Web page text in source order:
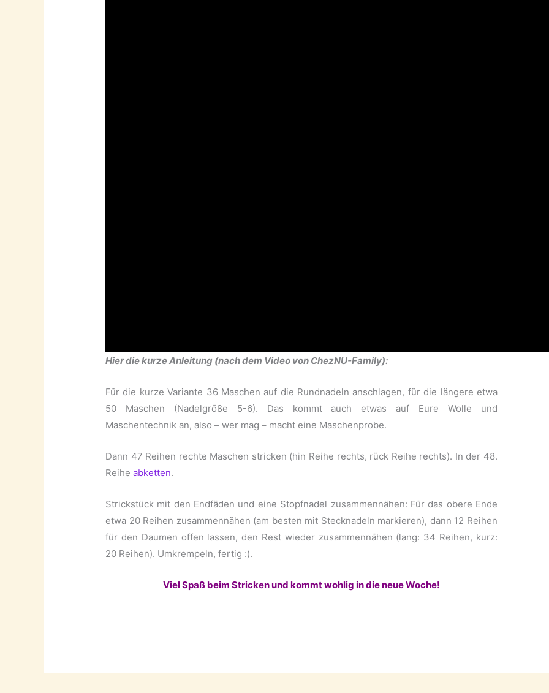
Hier die kurze Anleitung (nach dem Video von ChezNU-Family):
Für die kurze Variante 36 Maschen auf die Rundnadeln anschlagen, für die längere etwa
50 Maschen (Nadelgröße 5-6). Das kommt auch etwas auf Eure Wolle und
Maschentechnik an, also – wer mag – macht eine Maschenprobe.
Dann 47 Reihen rechte Maschen stricken (hin Reihe rechts, rück Reihe rechts). In der 48.
Reiheabketten.
Strickstück mit den Endfäden und eine Stopfnadel zusammennähen: Für das obere Ende
etwa 20 Reihen zusammennähen (am besten mit Stecknadeln markieren), dann 12 Reihen
für den Daumen offen lassen, den Rest wieder zusammennähen (lang: 34 Reihen, kurz:
20 Reihen). Umkrempeln, fertig :).
Viel Spaß beim Stricken und kommt wohlig in die neue Woche!